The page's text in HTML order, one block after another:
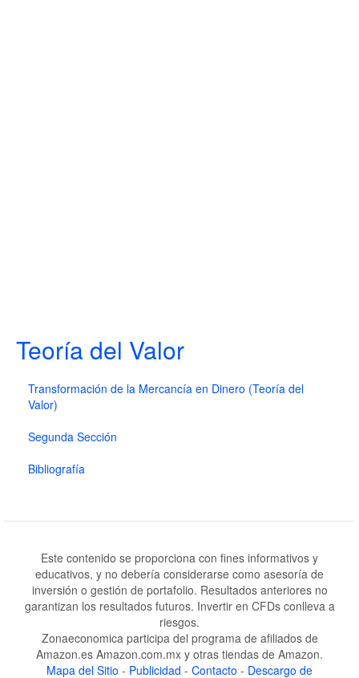
Teoría del Valor
Transformación de la Mercancía en Dinero (Teoría del
Valor)
Segunda Sección
Bibliografía
Este contenido se proporciona con fines informativos y
educativos, y no debería considerarse como asesoría de
inversión o gestión de portafolio. Resultados anteriores no
garantizan los resultados futuros. Invertir en CFDs conlleva a
riesgos.
Zonaeconomica participa del programa de afiliados de
Amazon.es Amazon.com.mx y otras tiendas de Amazon.
Mapa del Sitio - Publicidad - Contacto - Descargo de